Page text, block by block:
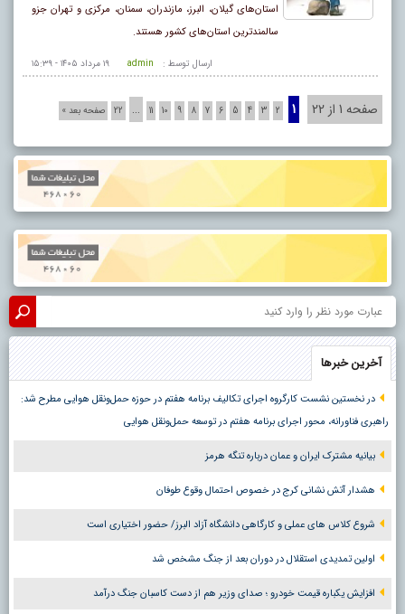
استان‌های گیلان، البرز، مازندران، سمنان، مرکزی و تهران جزو
سالمندترین استان‌های کشور هستند.
۱۹ مرداد ۱۴۰۵ - ۱۵:۳۹ ارسال توسط : admin
صفحه 1 از 22 1
2
3
4
5
6
7
8
9
10
11
…
22 صفحه بعد »
آخرین خبرها
در نخستین نشست کارگروه اجرای تکالیف برنامه هفتم در حوزه حمل‌ونقل هوایی مطرح شد:
راهبری فناورانه، محور اجرای برنامه هفتم در توسعه حمل‌ونقل هوایی
بیانیه مشترک ایران و عمان درباره تنگه هرمز
هشدار آتش نشانی کرج در خصوص احتمال وقوع طوفان
شروع کلاس های عملی و کارگاهی دانشگاه آزاد البرز/ حضور اختیاری است
اولین تمدیدی استقلال در دوران بعد از جنگ مشخص شد
افزایش یکباره قیمت خودرو ؛ صدای وزیر هم از دست کاسبان جنگ درآمد